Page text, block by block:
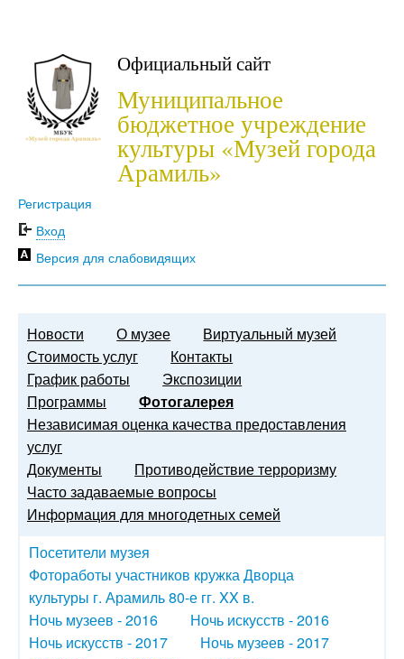
Официальный сайт
Муниципальное
бюджетное учреждение
культуры «Музей города
Арамиль»
Регистрация
Вход
Версия для слабовидящих
Новости О музее
Виртуальный музей
Стоимость услуг
Контакты
График работы
Экспозиции
Программы
Фотогалерея
Независимая оценка качества предоставления
услуг
Документы
Противодействие терроризму
Часто задаваемые вопросы
Информация для многодетных семей
Посетители музея
Фотоработы участников кружка Дворца
культуры г. Арамиль 80-е гг. XX в.
Ночь музеев - 2016
Ночь искусств - 2016
Ночь искусств - 2017
Ночь музеев - 2017